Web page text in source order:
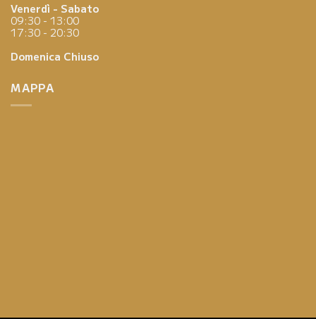
Venerdì - Sabato
09:30 - 13:00
17:30 - 20:30
Domenica Chiuso
MAPPA